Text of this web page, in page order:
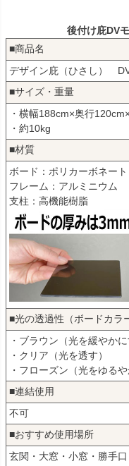
後付け庇DV
■商品名
デザイン庇（ひさし）
■サイズ・重量
・横幅188cm×奥行
・約10kg
■材質
ボード：ポリカーボネート
フレーム：アルミニウム
支柱：高機能樹脂
■光の透過性（ボードカラ
・ブラウン（光を緩やかに
・クリア（光を透す）
・フローズン（光をゆるや
■連結使用
不可
■おすすめ使用場所
玄関・大窓・小窓・勝手